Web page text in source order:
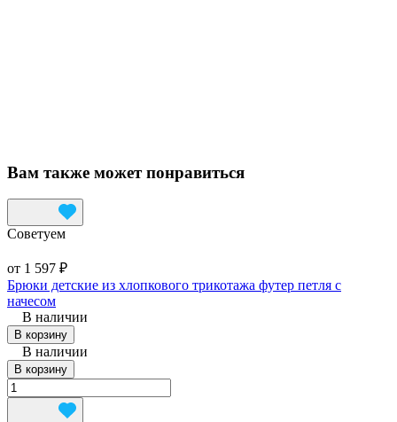
Вам также может понравиться
Советуем
от 1 597 ₽
Брюки детские из хлопкового трикотажа футер петля с
начесом
В наличии
В корзину
В наличии
В корзину